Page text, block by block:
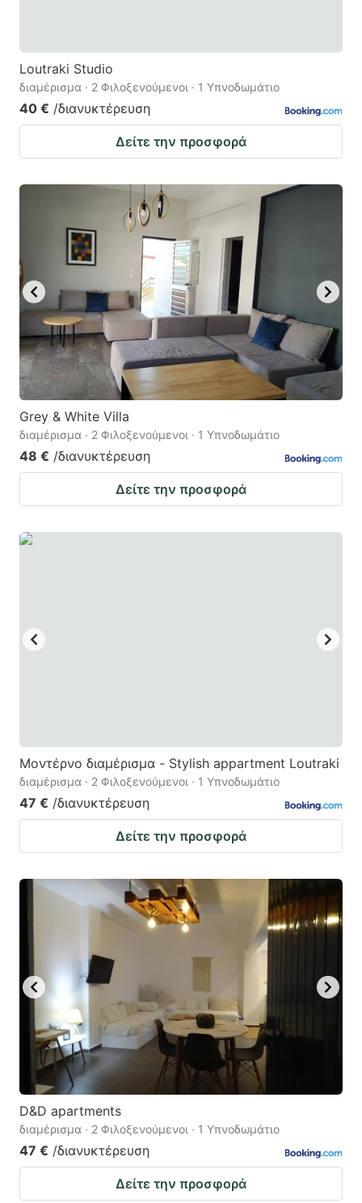
Loutraki Studio
διαμέρισμα · 2 Φιλοξενούμενοι · 1 Υπνοδωμάτιο
40 € /διανυκτέρευση
Δείτε την προσφορά
Grey & White Villa
διαμέρισμα · 2 Φιλοξενούμενοι · 1 Υπνοδωμάτιο
48 € /διανυκτέρευση
Δείτε την προσφορά
Μοντέρνο διαμέρισμα - Stylish appartment Loutraki
διαμέρισμα · 2 Φιλοξενούμενοι · 1 Υπνοδωμάτιο
47 € /διανυκτέρευση
Δείτε την προσφορά
D&D apartments
διαμέρισμα · 2 Φιλοξενούμενοι · 1 Υπνοδωμάτιο
47 € /διανυκτέρευση
Δείτε την προσφορά